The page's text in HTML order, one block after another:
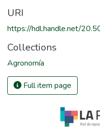
URI
https://hdl.handle.net/
Collections
Agronomía
Full item page